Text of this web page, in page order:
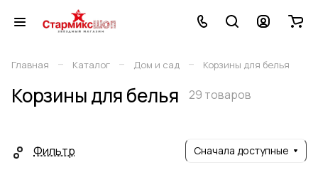
Главная – Каталог – Дом и сад – Корзины для белья
Корзины для белья 29 товаров
Фильтр Сначала доступные